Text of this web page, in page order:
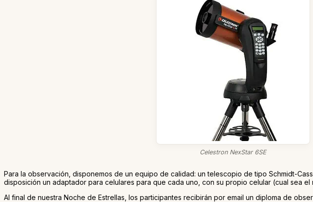
Celestron NexStar 6SE
Para la observación, disponemos de un equipo de calidad: un telescopio de tipo Schmidt-
disposición un adaptador para celulares para que cada uno, con su propio celular (cual sea
Al final de nuestra Noche de Estrellas, los participantes recibirán por email un diploma de